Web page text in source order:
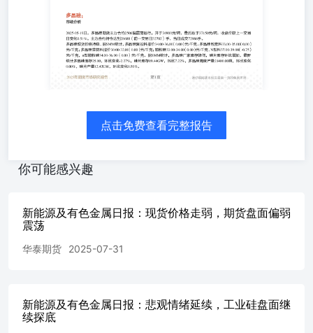
元/
图4：n型多晶硅价格丨单位：
元/
5：有机硅价格丨单位：元/
吨
数据丨单位：万
吨
吨
阅读本报告最后一页的免责声明第3页第3页 请仔细阅读本
院图6：工业硅周度样本周度产量丨单位：元/吨资料来源：
年期货市场研究报告本期分析研究员师橙从业资格号：
见、结论及预测仅反映报告发布当日的观点和判断。在不同
意见、评估及预测不一致的研究报告。本公司不保证本报告
报告所含信息可在不发出通知的情形下做出修改，投资者应
点击免费查看完整报告
你可能感兴趣
新能源及有色金属日报：现货价格走弱，期货盘面偏弱
震荡
华泰期货 2025-07-31
新能源及有色金属日报：悲观情绪延续，工业硅盘面继
续探底